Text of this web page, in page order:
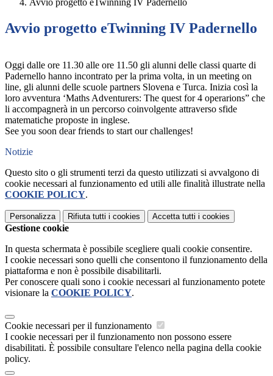
Avvio progetto eTwinning IV Padernello
Avvio progetto eTwinning IV Padernello
Oggi dalle ore 11.30 alle ore 11.50 gli alunni delle classi quarte di
Padernello hanno incontrato per la prima volta, in un meeting on
line, gli alunni delle scuole partners Slovena e Turca. Inizia così la
loro avventura ‘Maths Adventurers: The quest for 4 operarions” che
li accompagnerà in un percorso coinvolgente attraverso sfide
matematiche proposte in inglese.
See you soon dear friends to start our challenges!
Notizie
Questo sito o gli strumenti terzi da questo utilizzati si avvalgono di
cookie necessari al funzionamento ed utili alle finalità illustrate nella
COOKIE POLICY.
Personalizza Rifiuta tutti i cookies Accetta tutti i cookies
Gestione cookie
In questa schermata è possibile scegliere quali cookie consentire.
I cookie necessari sono quelli che consentono il funzionamento della
piattaforma e non è possibile disabilitarli.
Per conoscere quali sono i cookie necessari al funzionamento potete
visionare la COOKIE POLICY.
Cookie necessari per il funzionamento
I cookie necessari per il funzionamento non possono essere
disabilitati. È possibile consultare l'elenco nella pagina della cookie
policy.